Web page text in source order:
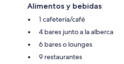
Alimentos y bebidas
1 cafetería/café
4 bares junto a la alberca
6 bares o lounges
9 restaurantes